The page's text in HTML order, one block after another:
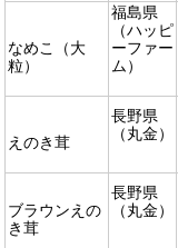
なめこ（大
粒）
福島県
（ハッピ
ーファー
ム）
えのき茸
長野県
（丸金）
ブラウンえの
き茸
長野県
（丸金）